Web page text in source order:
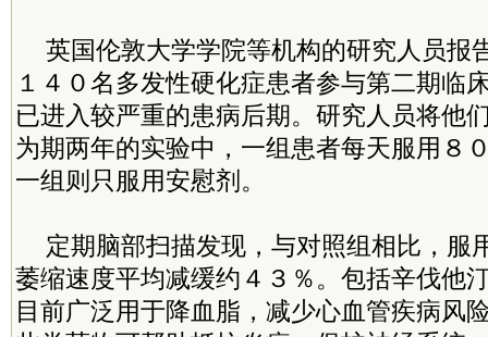
英国伦敦大学学院等机构的研究人员报
１４０名多发性硬化症患者参与第二期临
已进入较严重的患病后期。研究人员将他
为期两年的实验中，一组患者每天服用８
一组则只服用安慰剂。
定期脑部扫描发现，与对照组相比，服
萎缩速度平均减缓约４３％。包括辛伐他
目前广泛用于降血脂，减少心血管疾病风